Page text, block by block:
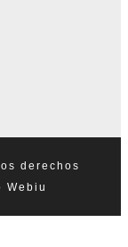
derechos
Webiu